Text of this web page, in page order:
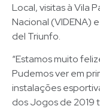
Local, visitas à Vila
Nacional (VIDENA)
del Triunfo.
“Estamos muito
Pudemos ver em
instalações
dos Jogos de 2019